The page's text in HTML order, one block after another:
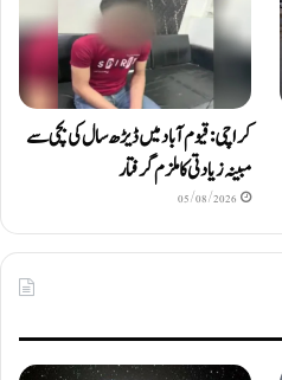
کراچی: قیوم آباد میں ڈیڑھ سال کی بچی سے
مبینہ زیادتی کا ملزم گرفتار
05/08/2026